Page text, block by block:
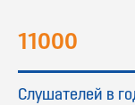
11000
Слушателей в